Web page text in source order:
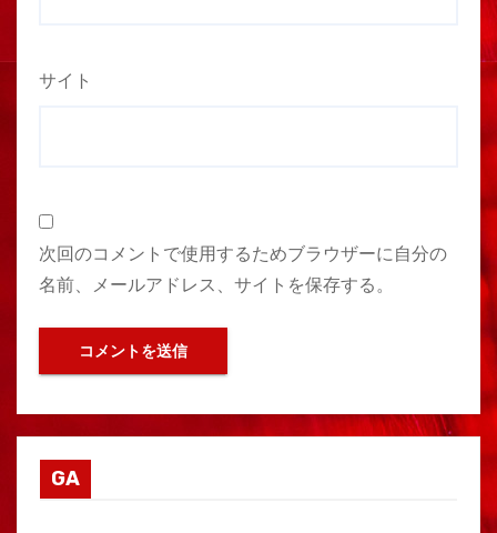
サイト
次回のコメントで使用するためブラウザーに自分の
名前、メールアドレス、サイトを保存する。
GA